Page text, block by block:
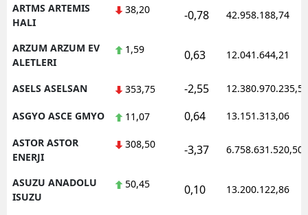
ARTMS ARTEMIS
HALI
38,20 -0,78 42.958.188,74
ARZUM ARZUM EV
ALETLERI
1,59 0,63 12.041.644,21
ASELS ASELSAN 353,75 -2,55 12.380.970.235,50
ASGYO ASCE GMYO 11,07 0,64 13.151.313,06
ASTOR ASTOR
ENERJI
308,50 -3,37 6.758.631.520,50
ASUZU ANADOLU
ISUZU
50,45 0,10 13.200.122,86